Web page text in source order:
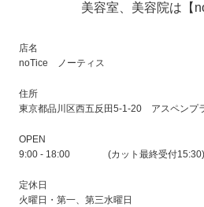
美容室、美容院は【
店名
noTice ノーティス
住所
東京都品川区西五反田5-1-20 アスペンプ
OPEN
9:00 - 18:00 (カット最終受付15:30)
定休日
火曜日・第一、第三水曜日